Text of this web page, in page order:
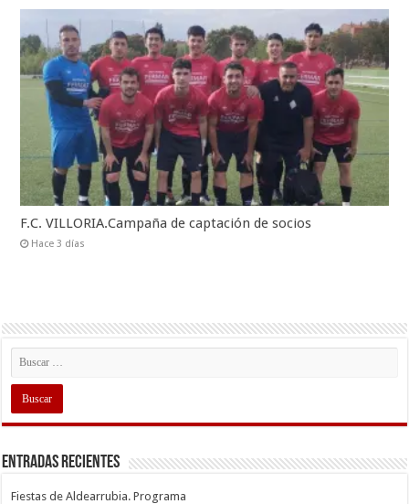
F.C. VILLORIA.Campaña de captación de socios
Hace 3 días
Entradas recientes
Fiestas de Aldearrubia. Programa